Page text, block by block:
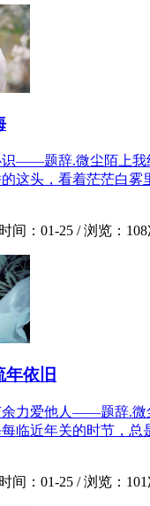
识——题辞.微尘陌上我
这头，看着茫茫白雾
时间： 01-25 /浏览：
年依旧
余力爱他人——题辞.微
临近年关的时节，总
时间： 01-25 /浏览：